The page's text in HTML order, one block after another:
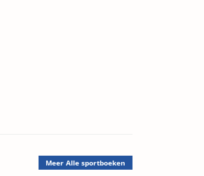
Meer Alle sportboeken